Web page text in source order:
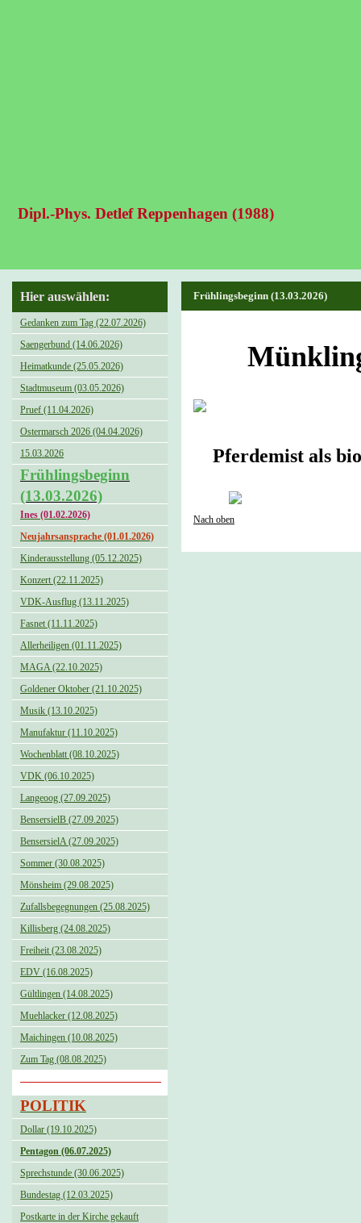
Dipl.-Phys. Detlef Reppenhagen (1988)
Hier auswählen:
Gedanken zum Tag (22.07.2026)
Saengerbund (14.06.2026)
Heimatkunde (25.05.2026)
Stadtmuseum (03.05.2026)
Pruef (11.04.2026)
Ostermarsch 2026 (04.04.2026)
15.03.2026
Frühlingsbeginn
(13.03.2026)
Ines (01.02.2026)
Neujahrsansprache (01.01.2026)
Kinderausstellung (05.12.2025)
Konzert (22.11.2025)
VDK-Ausflug (13.11.2025)
Fasnet (11.11.2025)
Allerheiligen (01.11.2025)
MAGA (22.10.2025)
Goldener Oktober (21.10.2025)
Musik (13.10.2025)
Manufaktur (11.10.2025)
Wochenblatt (08.10.2025)
VDK (06.10.2025)
Langeoog (27.09.2025)
BensersielB (27.09.2025)
BensersielA (27.09.2025)
Sommer (30.08.2025)
Mönsheim (29.08.2025)
Zufallsbegegnungen (25.08.2025)
Killisberg (24.08.2025)
Freiheit (23.08.2025)
EDV (16.08.2025)
Gültlingen (14.08.2025)
Muehlacker (12.08.2025)
Maichingen (10.08.2025)
Zum Tag (08.08.2025)
POLITIK
Dollar (19.10.2025)
Pentagon (06.07.2025)
Sprechstunde (30.06.2025)
Bundestag (12.03.2025)
Postkarte in der Kirche gekauft
Frühlingsbeginn (13.03.2026)
Pferdemist als
Nach oben